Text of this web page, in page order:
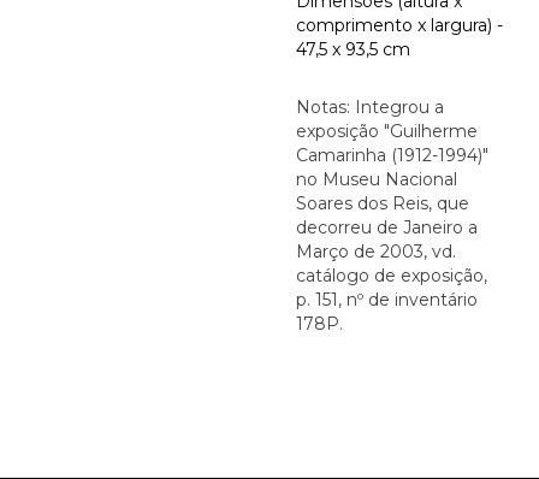
comprimento x largura) -
47,5 x 93,5 cm
Notas: Integrou a
exposição "Guilherme
Camarinha (1912-1994)"
no Museu Nacional
Soares dos Reis, que
decorreu de Janeiro a
Março de 2003, vd.
catálogo de exposição,
p. 151, nº de inventário
178P.